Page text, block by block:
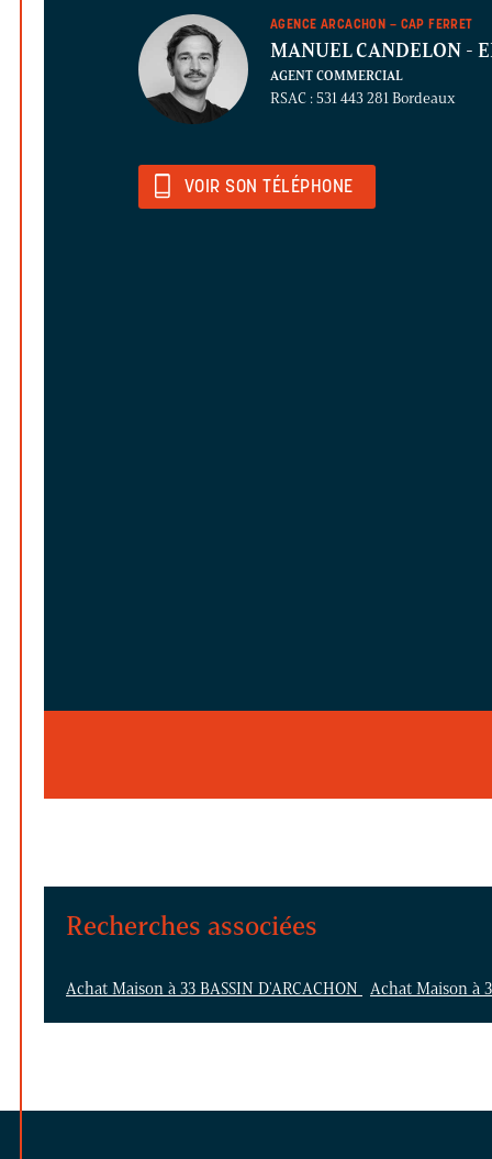
AGENCE ARCACHON – CAP FERRET
MANUEL CANDELON -
AGENT COMMERCIAL
RSAC : 531 443 281 Bordeaux
VOIR SON TÉLÉPHONE
Recherches associées
Achat Maison à 33 BASSIN D'ARCACHON Achat Maison à